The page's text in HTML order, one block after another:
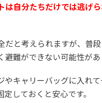
は自分たちだけでは逃げら
だと考えられますが、普
難ができない可能性があ
キャリーバッグに入れ
しておくと安心です。